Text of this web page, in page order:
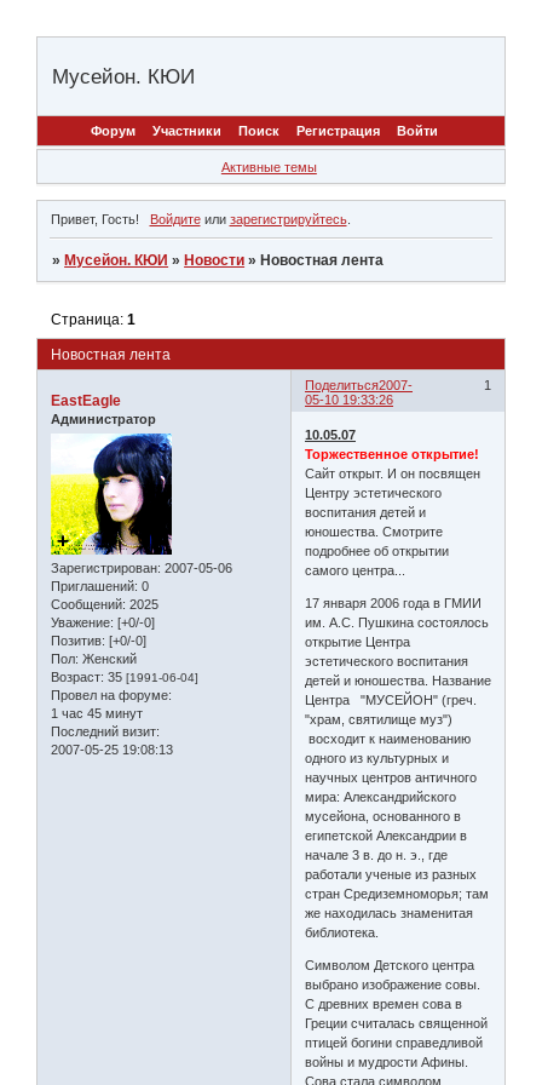
Мусейон. КЮИ
Форум Участники Поиск Регистрация Войти
Активные темы
Привет, Гость! Войдитеили зарегистрируйтесь.
» Мусейон. КЮИ » Новости » Новостная лента
Новостная лента
Страница:1
Поделиться 1
2007-
05-10 19:33:26
EastEagle
Администратор
Зарегистрирован: 2007-05-06
Приглашений: 0
Сообщений: 2025
Уважение: [+0/-0]
Позитив: [+0/-0]
Пол: Женский
Возраст: 35 [1991-06-04]
Провел на форуме:
1 час 45 минут
Последний визит:
2007-05-25 19:08:13
10.05.07
Торжественное открытие!
Сайт открыт. И он посвящен
Центру эстетического
воспитания детей и
юношества. Смотрите
подробнее об открытии
самого центра...
17 января 2006 года в ГМИИ
им. А.С. Пушкина состоялось
открытие Центра
эстетического воспитания
детей и юношества. Название
Центра "МУСЕЙОН" (греч.
"храм, святилище муз")
восходит к наименованию
одного из культурных и
научных центров античного
мира: Александрийского
мусейона, основанного в
египетской Александрии в
начале 3 в. до н. э., где
работали ученые из разных
стран Средиземноморья; там
же находилась знаменитая
библиотека.
Символом Детского центра
выбрано изображение совы.
С древних времен сова в
Греции считалась священной
птицей богини справедливой
войны и мудрости Афины.
Сова стала символом